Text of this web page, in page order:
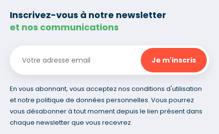
Inscrivez-vous à notre newsletter
et nos communications
En vous abonnant, vous acceptez nos conditions d'utilisation
et notre politique de données personnelles. Vous pourrez
vous désabonner à tout moment depuis le lien présent dans
chaque newsletter que vous recevrez.